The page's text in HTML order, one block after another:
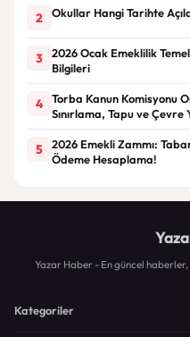
2 Okullar Hangi Tarihte
3
2026 Ocak Emeklilik
Bilgileri
4
Torba Kanun Komisyonu
Sınırlama, Tapu ve
5
2026 Emekli Zammı:
Ödeme Hesaplama!
Yazar Haber - En güncel
Kategoriler